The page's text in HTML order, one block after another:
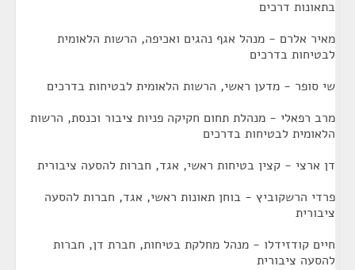
בתאונות דרכים
מאיר אלרם - מנהל אגף נהגים ואכיפה, הרשות הלאומית
לבטיחות בדרכים
שי סופר - מדען ראשי, הרשות הלאומית לבטיחות בדרכים
מרב רפאלי - מנהלת תחום חקיקה פניות ציבור וכנסת, הרשות
הלאומית לבטיחות בדרכים
דן ארצי - קצין בטיחות ראשי, אגד, חברות להסעה ציבורית
פרדי הרשקוביץ - בוחן תאונות ראשי, אגד, חברות להסעה
ציבורית
חיים קודזידלו - מנהל מחלקת בטיחות, חברת דן, חברות
להסעה ציבורית